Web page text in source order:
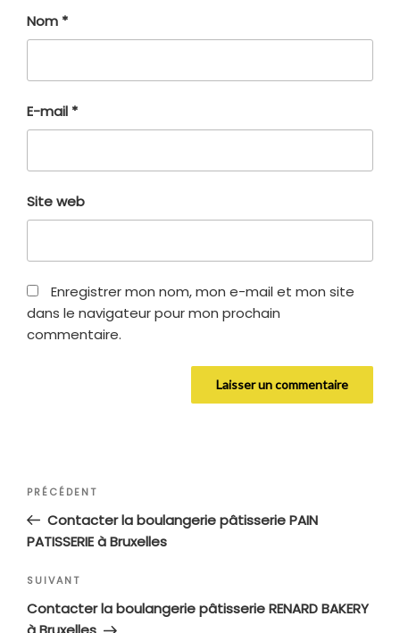
Nom *
E-mail *
Site web
Enregistrer mon nom, mon e-mail et mon site
dans le navigateur pour mon prochain
commentaire.
Navigation
l’article
Article
précédent
PRÉCÉDENT
Contacter la boulangerie pâtisserie PAIN
PATISSERIE à Bruxelles
Article
suivant
SUIVANT
Contacter la boulangerie pâtisserie RENARD BAKERY